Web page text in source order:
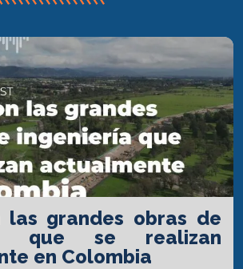
las grandes obras de
que se realizan
en Colombia